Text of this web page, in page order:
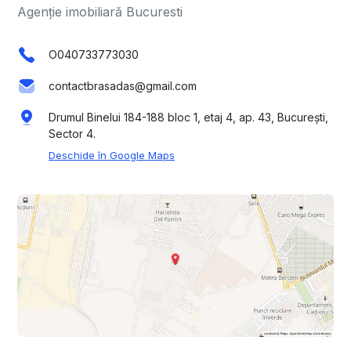
Agenție imobiliară Bucuresti
O040733773030
contactbrasadas@gmail.com
Drumul Binelui 184-188 bloc 1, etaj 4, ap. 43, București,
Sector 4.
Deschide în Google Maps